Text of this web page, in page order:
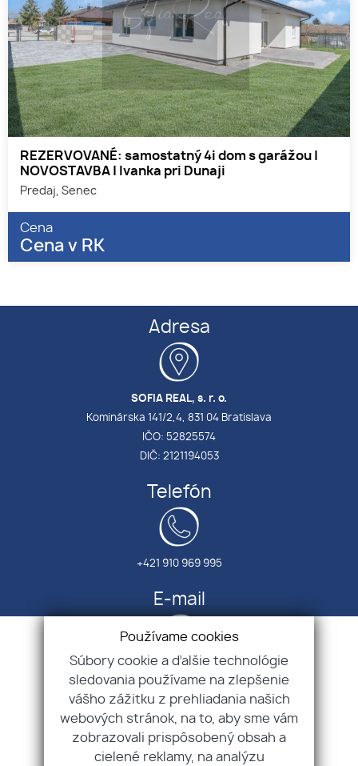
REZERVOVANÉ: samostatný 4i dom s garážou |
NOVOSTAVBA | Ivanka pri Dunaji
Predaj, Senec
Cena
Cena v RK
Adresa
SOFIA REAL, s. r. o.
Kominárska 141/2,4, 831 04 Bratislava
IČO: 52825574
DIČ: 2121194053
Telefón
+421 910 969 995
E-mail
Úvod
O nás
Zabezpečujeme
Používame cookies
Súbory cookie a ďalšie technológie
sledovania používame na zlepšenie
vášho zážitku z prehliadania našich
webových stránok, na to, aby sme vám
zobrazovali prispôsobený obsah a
cielené reklamy, na analýzu